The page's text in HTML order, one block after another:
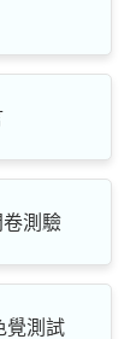
測驗
覺測試